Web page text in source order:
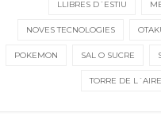
LLIBRES D´ESTIU
NOVES TECNOLOGIES
POKEMON SAL O SUCRE
TORRE DE L´AIRE